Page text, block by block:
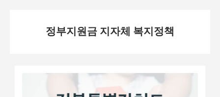
정부지원금 지자체 복지정책